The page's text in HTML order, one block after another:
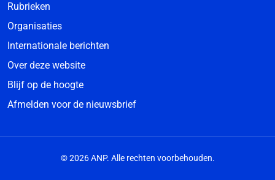
Rubrieken
Organisaties
Internationale berichten
Over deze website
Blijf op de hoogte
Afmelden voor de nieuwsbrief
© 2026 ANP. Alle rechten voorbehouden.